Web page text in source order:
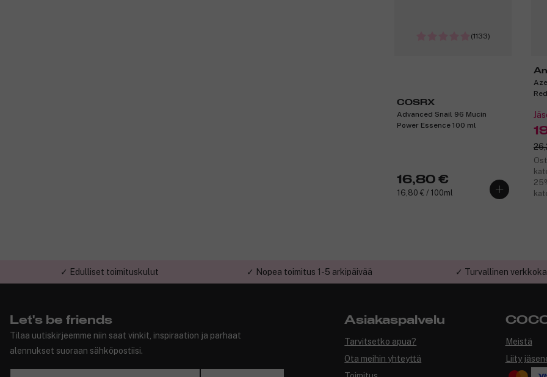
(1133)
COSRX
Advanced Snail 96 Mucin
Power Essence 100 ml
16,80 €
16,80 € / 100ml
✓ Edulliset toimituskulut ✓ Nopea toimitus 1-5 arkipäivää ✓ Turvallinen
Let's be friends
Tilaa uutiskirjeemme niin saat vinkit, inspiraation ja parhaat
alennukset suoraan sähköpostiisi.
Asiakaspalvelu
Tarvitsetko apua?
Ota meihin yhteyttä
Meistä
Liity